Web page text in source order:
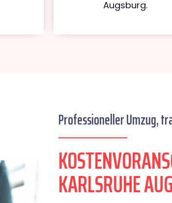
Augsburg.
Professioneller Umzug,
KARLSRUHE